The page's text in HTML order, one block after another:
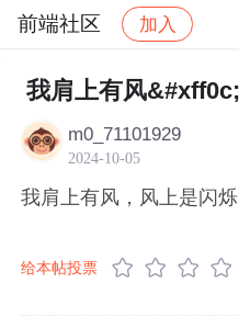
前端社区 加入
社区 前端社区 感慨
我肩上有风
m0_71101929
2024-10-05
我肩上有风，风上是闪
给本帖投票